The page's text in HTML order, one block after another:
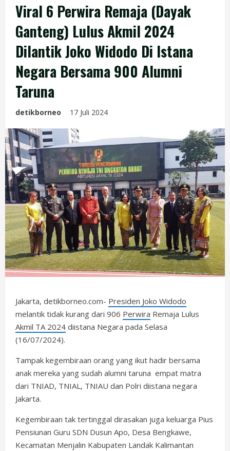
Viral 6 Perwira Remaja (Dayak
Ganteng) Lulus Akmil 2024
Dilantik Joko Widodo Di Istana
Negara Bersama 900 Alumni
Taruna
detikborneo 17 Juli 2024
Jakarta, detikborneo.com- Presiden Joko Widodo
melantik tidak kurang dari 906 Perwira Remaja Lulus
Akmil TA 2024 diistana Negara pada Selasa
(16/07/2024).
Tampak kegembiraan orang yang ikut hadir bersama
anak mereka yang sudah alumni taruna empat matra
dari TNIAD, TNIAL, TNIAU dan Polri diistana negara
Jakarta.
Kegembiraan tak tertinggal dirasakan juga keluarga Pius
Pensiunan Guru SDN Dusun Apo, Desa Bengkawe,
Kecamatan Menjalin Kabupaten Landak Kalimantan